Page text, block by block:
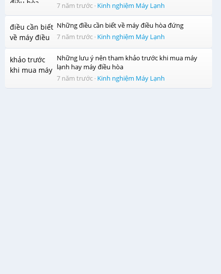
7 năm trước · Kinh nghiệm Máy Lạnh
Những điều cần biết về máy điều hòa đứng
7 năm trước · Kinh nghiệm Máy Lạnh
Những lưu ý nên tham khảo trước khi mua máy
lạnh hay máy điều hòa
7 năm trước · Kinh nghiệm Máy Lạnh
trong bầu không khí thư giãn mát lạnh.
Bảo vệ sức khỏe và tiết kiệm điện cho cả gia đình với chế
độ ngủ ban đêm
Một chiếc máy lạnh cóchế độ vận hành khi ngủ(chế độ ngủ
ban đêm) như máy lạnh Panasonic CU/CS-N12UKH-8sẽ là
một sự lựa chọn đáng cân nhắc khi gia đình bạn có người